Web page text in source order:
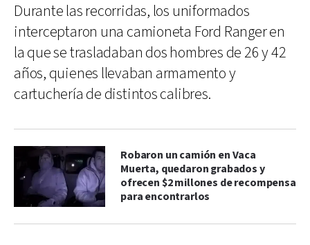
Durante las recorridas, los uniformados
interceptaron una camioneta Ford Ranger en
la que se trasladaban dos hombres de 26 y 42
años, quienes llevaban armamento y
cartuchería de distintos calibres.
Robaron un camión en Vaca
Muerta, quedaron grabados y
ofrecen $2 millones de recompensa
para encontrarlos